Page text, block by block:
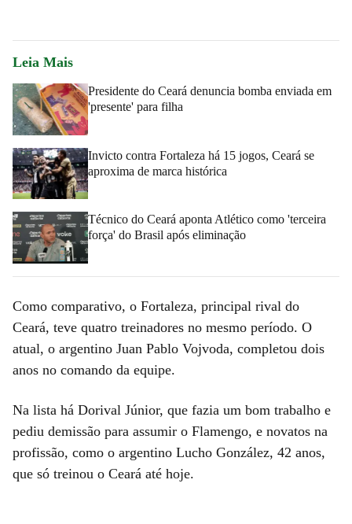
Leia Mais
Presidente do Ceará denuncia bomba enviada em
'presente' para filha
Invicto contra Fortaleza há 15 jogos, Ceará se
aproxima de marca histórica
Técnico do Ceará aponta Atlético como 'terceira
força' do Brasil após eliminação
Como comparativo, o Fortaleza, principal rival do
Ceará, teve quatro treinadores no mesmo período. O
atual, o argentino Juan Pablo Vojvoda, completou dois
anos no comando da equipe.
Na lista há Dorival Júnior, que fazia um bom trabalho e
pediu demissão para assumir o Flamengo, e novatos na
profissão, como o argentino Lucho González, 42 anos,
que só treinou o Ceará até hoje.